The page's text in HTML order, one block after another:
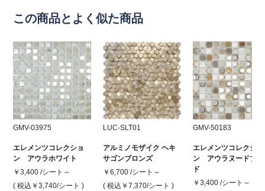
この商品とよく似た商品
GMV-03975
エレメンツコレクショ
ン アウラホワイト
￥3,400 /シート～
( 税込￥3,740/シート )
LUC-SLT01
アルミノモザイク ヘキ
サゴンブロンズ
￥6,700 /シート～
( 税込￥7,370/シート )
GMV-50183
エレメンツコレクショ
ン アウラヌードブレ
ド
￥3,400 /シート～